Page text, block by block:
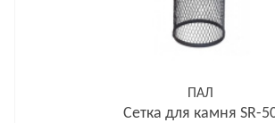
ПАЛ
Сетка для камня SR-